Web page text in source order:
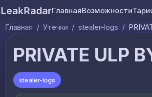
LeakRadarГлавнаяВозможности
Главная / Утечки / stealer-logs /
PRIVATE ULP
stealer-logs